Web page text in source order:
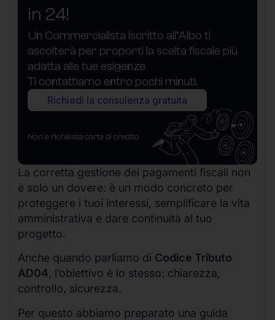
in 24!
Un Commercialista iscritto all’Albo ti
ascolterà per proporti la scelta fiscale più
adatta alle tue esigenze
Ti contattiamo entro pochi minuti.
Richiedi la consulenza gratuita
Non è richiesta carta di credito
La corretta gestione dei pagamenti fiscali non
è solo un dovere: è un modo concreto per
proteggere i tuoi interessi, semplificare la vita
amministrativa e dare continuità al tuo
progetto.
Anche quando parliamo di Codice Tributo
AD04, l’obiettivo è lo stesso: chiarezza,
controllo, sicurezza.
Per questo abbiamo preparato una guida